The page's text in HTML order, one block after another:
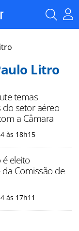
Litro
temas
setor aéreo
a Câmara
às 18h15
eleito
Comissão de
às 17h11